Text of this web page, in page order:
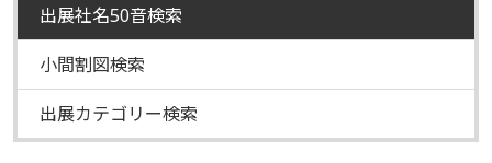
出展社名50音検索
小間割図検索
出展カテゴリー検索